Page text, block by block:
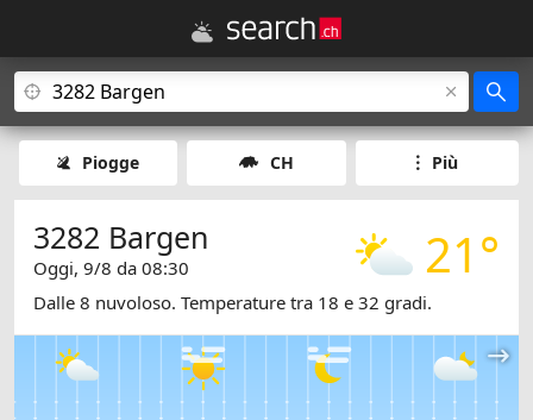
Piogge CH Più
21°
3282 Bargen
Oggi, 9/8 da 08:30
Dalle 8 nuvoloso. Temperature tra 18 e 32 gradi.